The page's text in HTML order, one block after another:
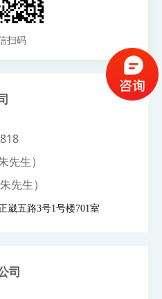
扫码
先生）
朱先生）
崴五路3号1号楼701室
司